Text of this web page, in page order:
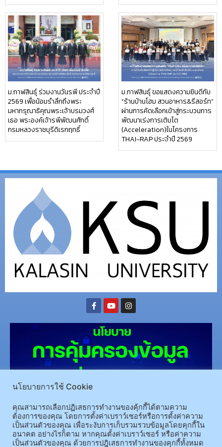
ม.กาฬสินธุ์ ร่วมงานวันรพี ประจำปี
2569 เพื่อน้อมรำลึกถึงพระ
มหากรุณาธิคุณพระเจ้าบรมวงศ์
เธอ พระองค์เจ้ารพีพัฒนศักดิ์
กรมหลวงราชบุรีดิเรกฤทธิ์
ม.กาฬสินธุ์ ขอแสดงความยินดีกับ
“ร้านบ้านโฮม สวนอาหาร&รีสอร์ท”
ผ่านการคัดเลือกเข้าสู่กระบวนการ
พัฒนาเร่งการเติบโต
(Acceleration)ในโครงการ
THAI-RAP ประจำปี 2569
(อ.นามน)13 หมู่ 14 ต.สงเปลือย อ.นามน จ.กาฬสินธุ์ 46230โทรศัพท์ : 043-602-055 โทรสาร :
043-602-044
(อ.เมือง)62/1 ถ.เกษตรสมบูรณ์ ต.กาฬสินธุ์ อ.เมือง จ.กาฬสินธุ์ 46000 โทรศัพท์ 043-811128 08-
นโยบายการใช้ Cookie
คุณสามารถเลือกปฏิเสธการทำงานของคุ้กกี้ได้ตามความ
ต้องการของคุณ โดยการตั้งค่าเบราว์เซอร์หรือการตั้งค่าความ
เป็นส่วนตัวของคุณ เพื่อระงับการเก็บรวมรวบข้อมูลโดยคุกกี้ใน
อนาคต อย่างไรก็ตาม หากคุณตั้งค่าเบราว์เซอร์ หรือค่าความ
เป็นส่วนตัวของคุณ ด้วยการปฎิเสธการทำงานของคุกกี้ทั้งหมด